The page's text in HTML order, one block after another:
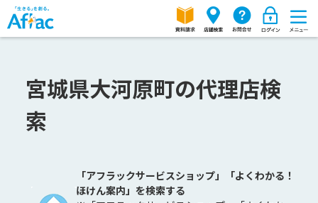
宮城県大河原町の代理店検
索
「アフラックサービスショップ」「よくわかる！
ほけん案内」を検索する